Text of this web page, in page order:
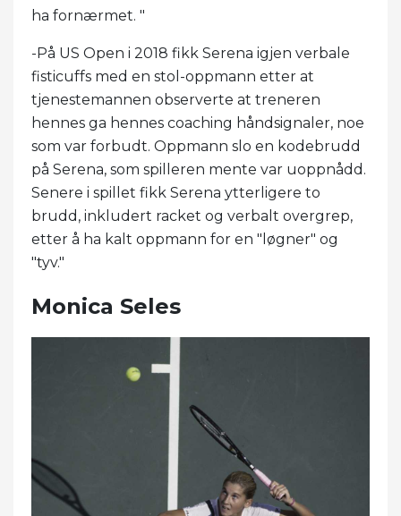
ha fornærmet. "
-På US Open i 2018 fikk Serena igjen verbale
fisticuffs med en stol-oppmann etter at
tjenestemannen observerte at treneren
hennes ga hennes coaching håndsignaler, noe
som var forbudt. Oppmann slo en kodebrudd
på Serena, som spilleren mente var uoppnådd.
Senere i spillet fikk Serena ytterligere to
brudd, inkludert racket og verbalt overgrep,
etter å ha kalt oppmann for en "løgner" og
"tyv."
Monica Seles